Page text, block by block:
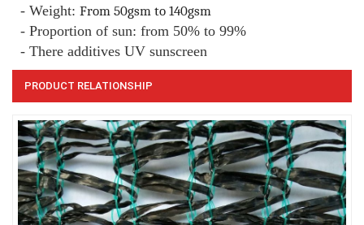
LƯỚI XÂY DỰNG
LƯỚI NUÔI TRỒNG HẢI SẢN
- Weight: From 50gsm to 140gsm
- Proportion of sun: from 50% to 99%
- There additives UV sunscreen
PRODUCT RELATIONSHIP